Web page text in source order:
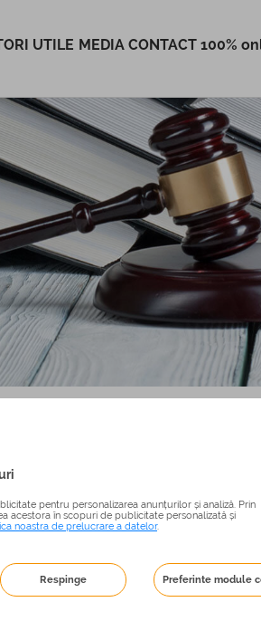
UTILE MEDIA CONTACT 100%
unui tichet de masa pentru
la zi, 06 aprilie 2022
pentru personalizarea anunțurilor și analiză. Prin
acestora în scopuri de publicitate personalizată și
noastra de prelucrare a datelor.
Respinge Preferinte module